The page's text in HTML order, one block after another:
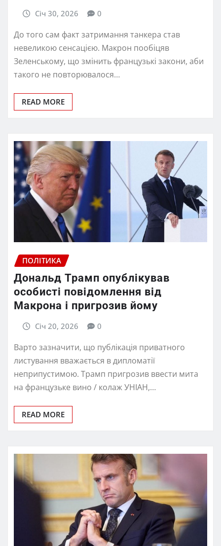
Січ 30, 2026 0
До того сам факт затримання танкера став
невеликою сенсацією. Макрон пообіцяв
Зеленському, що змінить французькі закони, аби
такого не повторювалося…
READ MORE
ПОЛІТИКА
Дональд Трамп опублікував
особисті повідомлення від
Макрона і пригрозив йому
Січ 20, 2026 0
Варто зазначити, що публікація приватного
листування вважається в дипломатії
неприпустимою. Трамп пригрозив ввести мита
на французьке вино / колаж УНІАН,…
READ MORE